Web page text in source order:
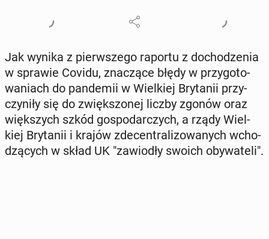
Jak wynika z pierw­sze­go raportu z do­cho­dze­nia
w sprawie Covidu, zna­czą­ce błędy w przy­go­to­
wa­niach do pan­de­mii w Wiel­kiej Bry­ta­nii przy­
czy­ni­ły się do zwięk­szo­nej liczby zgonów oraz
więk­szych szkód go­spo­dar­czych, a rządy Wiel­
kiej Bry­ta­nii i krajów zde­cen­tra­li­zo­wa­nych wcho­
dzą­cych w skład UK "za­wio­dły swoich oby­wa­te­li".